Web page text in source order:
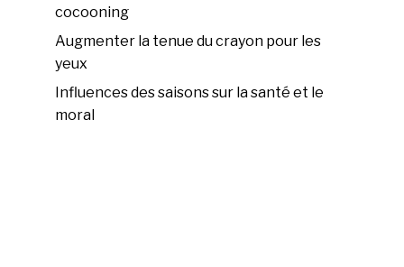
cocooning
Augmenter la tenue du crayon pour les
yeux
Influences des saisons sur la santé et le
moral